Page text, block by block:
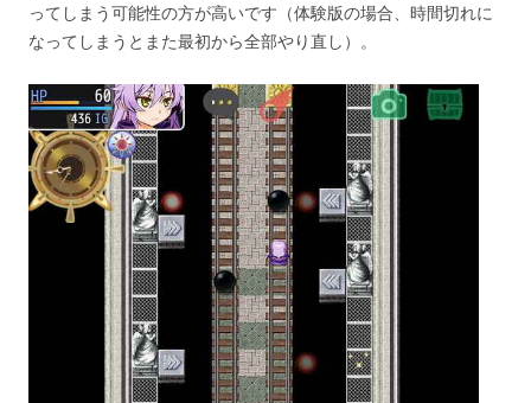
ってしまう可能性の方が高いです（体験版の場合、時間切れに
なってしまうとまた最初から全部やり直し）。